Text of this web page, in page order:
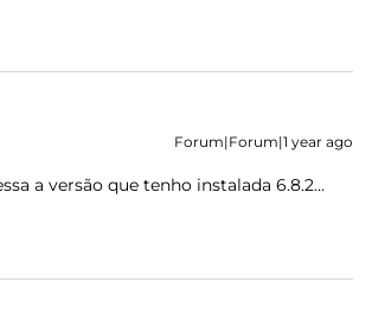
Forum|Forum|1 year ago
a versão que tenho instalada 6.8.2…